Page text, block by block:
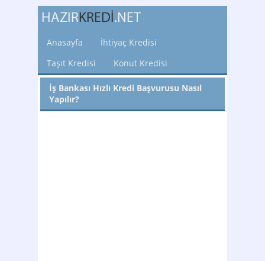
Anasayfa
İhtiyaç Kredisi
Taşıt Kredisi
Konut Kredisi
İş Bankası Hızlı Kredi Başvurusu Nasıl
Yapılır?